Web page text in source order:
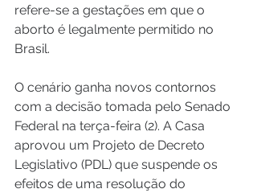
refere-se a gestações em que o
aborto é legalmente permitido no
Brasil.
O cenário ganha novos contornos
com a decisão tomada pelo Senado
Federal na terça-feira (2). A Casa
aprovou um Projeto de Decreto
Legislativo (PDL) que suspende os
efeitos de uma resolução do